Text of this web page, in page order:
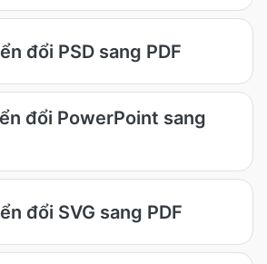
đổi PSD sang PDF
đổi PowerPoint sang
đổi SVG sang PDF